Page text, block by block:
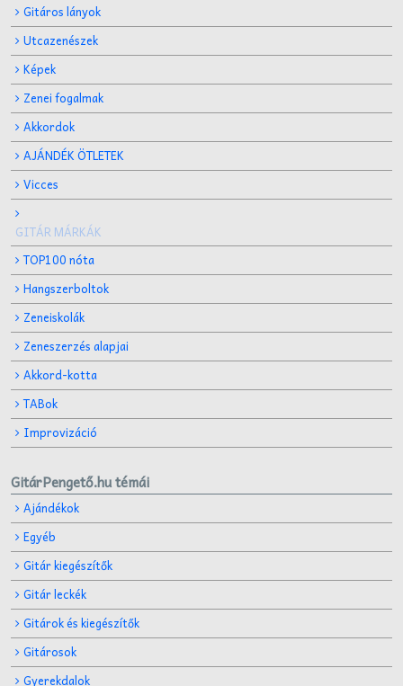
Gitáros lányok
Utcazenészek
Képek
Zenei fogalmak
Akkordok
AJÁNDÉK ÖTLETEK
Vicces
GITÁR MÁRKÁK
TOP100 nóta
Hangszerboltok
Zeneiskolák
Zeneszerzés alapjai
Akkord-kotta
TABok
Improvizáció
GitárPengető.hu témái
Ajándékok
Egyéb
Gitár kiegészítők
Gitár leckék
Gitárok és kiegészítők
Gitárosok
Gyerekdalok